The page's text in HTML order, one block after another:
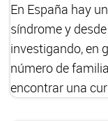
En España hay
síndrome y
investigando, en
número de
encontrar una